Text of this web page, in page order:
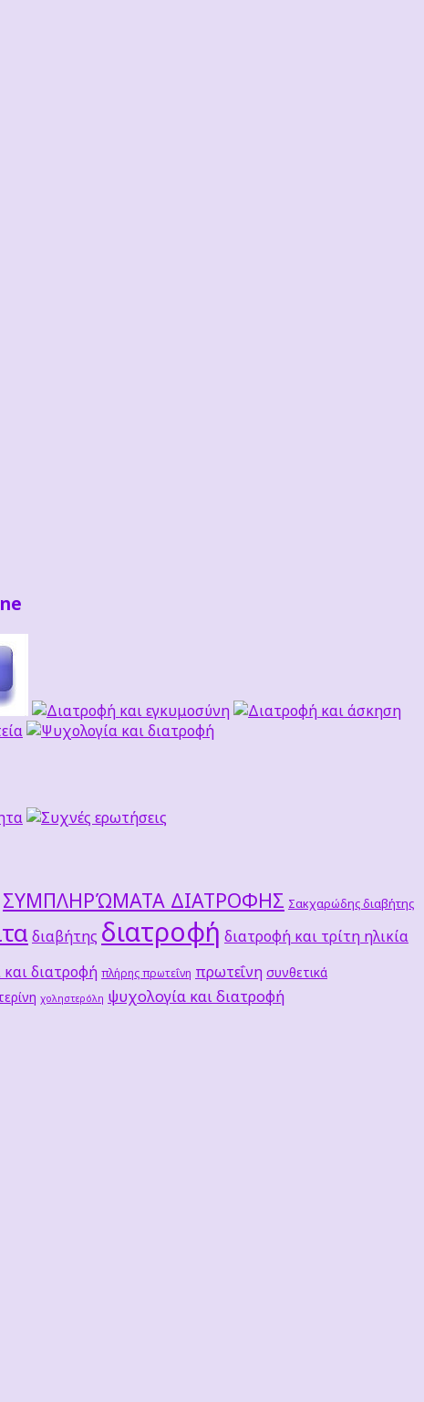
ΣΥΜΠΛΗΡΏΜΑΤΑ ΔΙΑΤΡΟΦΗΣ Σακχαρώδης διαβήτης
διαβήτης διατροφή διατροφή και τρίτη ηλικία
και διατροφή πλήρης πρωτεΐνη πρωτεΐνη συνθετικά
χοληστερόλη ψυχολογία και διατροφή